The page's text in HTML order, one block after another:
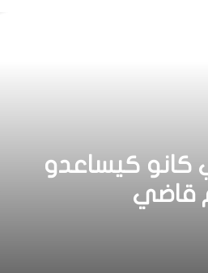
كانو كيساعدو
قاضي